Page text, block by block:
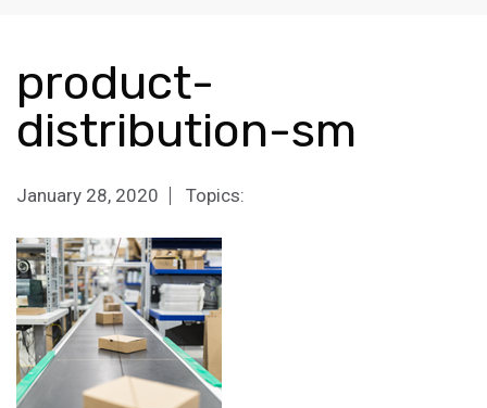
product-
distribution-sm
January 28, 2020 Topics: